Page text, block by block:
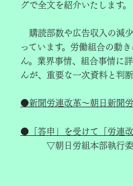
グで全文を紹介いたします。
購読部数や広告収入の減
っています。労働組合の動
ん。業界事情、組合事情に
んが、重要な一次資料と判
●新聞労連改革～朝日新聞
●「答申」を受けて「労連
▽朝日労組本部執行委員